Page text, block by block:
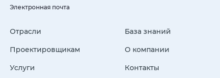
Электронная почта
Отрасли
Проектировщикам
Услуги
База знаний
О компании
Контакты